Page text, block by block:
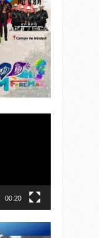
00:20